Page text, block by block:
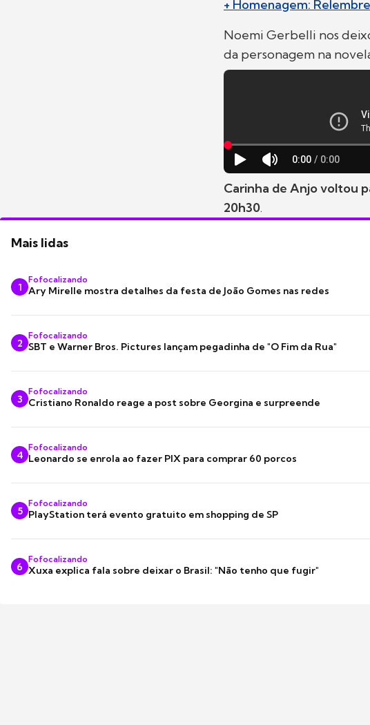
+ Homenagem:
Noemi Gerbelli nos
da personagem na
Carinha de Anjo voltou
20h30.
Mais lidas
1
Fofocalizando
Ary Mirelle mostra detalhes da festa de João Gomes nas redes
2
Fofocalizando
SBT e Warner Bros. Pictures lançam pegadinha de "O Fim da Rua"
3
Fofocalizando
Cristiano Ronaldo reage a post sobre Georgina e surpreende
4
Fofocalizando
Leonardo se enrola ao fazer PIX para comprar 60 porcos
5
Fofocalizando
PlayStation terá evento gratuito em shopping de SP
6
Fofocalizando
Xuxa explica fala sobre deixar o Brasil: "Não tenho que fugir"